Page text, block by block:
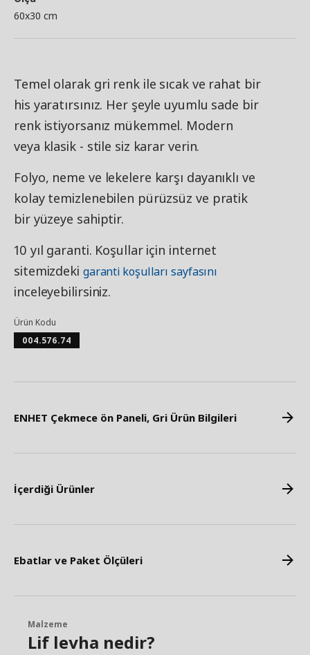
60x30 cm
Temel olarak gri renk ile sıcak ve rahat bir
his yaratırsınız. Her şeyle uyumlu sade bir
renk istiyorsanız mükemmel. Modern
veya klasik - stile siz karar verin.
Folyo, neme ve lekelere karşı dayanıklı ve
kolay temizlenebilen pürüzsüz ve pratik
bir yüzeye sahiptir.
10 yıl garanti. Koşullar için internet
sitemizdeki garanti koşulları sayfasını
inceleyebilirsiniz.
Ürün Kodu
004.576.74
ENHET Çekmece ön Paneli, Gri Ürün Bilgileri
İçerdiği Ürünler
Ebatlar ve Paket Ölçüleri
Malzeme
Lif levha nedir?